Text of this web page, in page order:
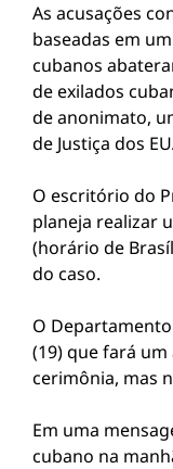
As acusações
baseadas em
cubanos
de exilados
de anonimato,
de Justiça dos
O escritório do
planeja realizar
(horário de
do caso.
O
(19) que fará
cerimônia, mas
Em uma
cubano na